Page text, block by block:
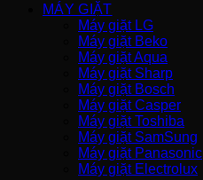
MÁY GIẶT
Máy giặt LG
Máy giặt Beko
Máy giặt Aqua
Máy giặt Sharp
Máy giặt Bosch
Máy giặt Casper
Máy giặt Toshiba
Máy giặt SamSung
Máy giặt Panasonic
Máy giặt Electrolux